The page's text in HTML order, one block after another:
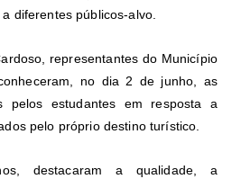
diferentes públicos-alvo.
representantes do Município
no dia 2 de junho, as
pelos estudantes em resposta a
pelo próprio destino turístico.
destacaram a qualidade, a